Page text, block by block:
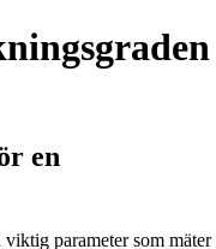
en
parameter som mäter